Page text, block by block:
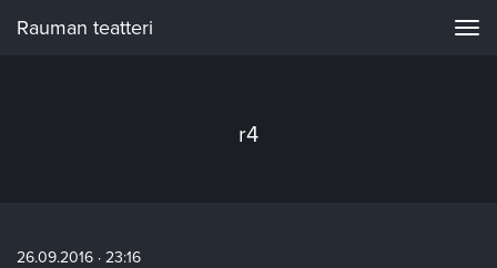
Rauman teatteri
r4
26.09.2016 · 23:16